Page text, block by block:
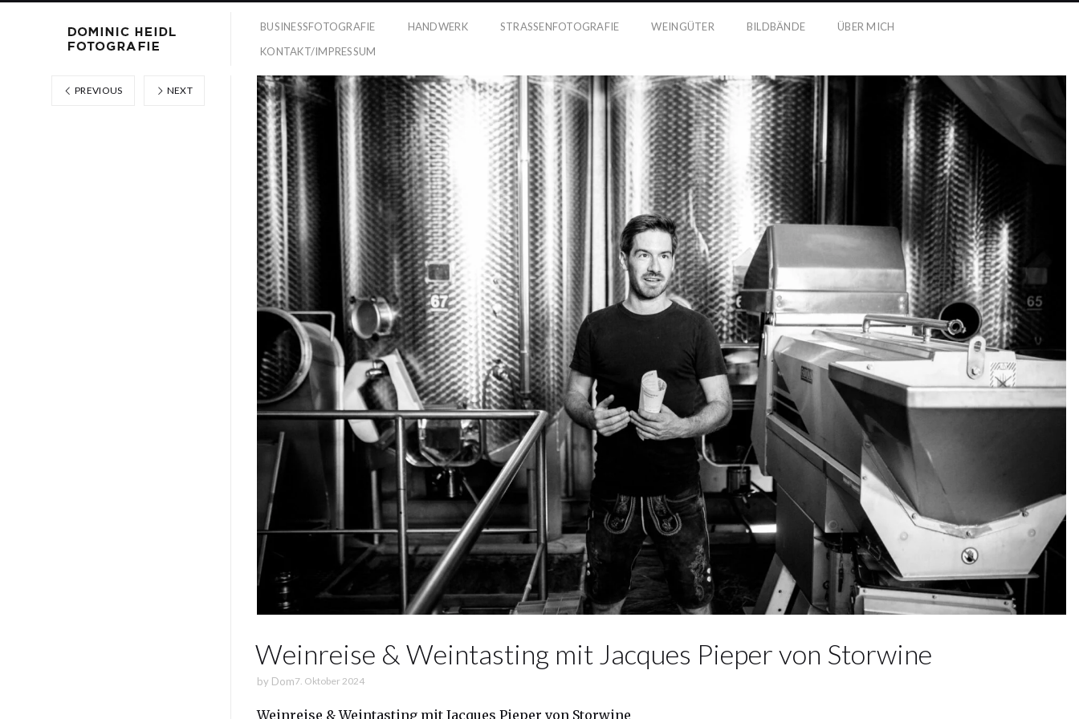
BUSINESSFOTOGRAFIE HANDWERK STRASSENFOTOGRAFIE WEINGÜTER BILDBÄNDE
ÜBER MICH
KONTAKT/IMPRESSUM
Weinreise & Weintasting mit Jacques Pieper von Storwine
by Dom7. Oktober 2024
Weinreise & Weintasting mit Jacques Pieper von Storwine
PREVIOUS NEXT